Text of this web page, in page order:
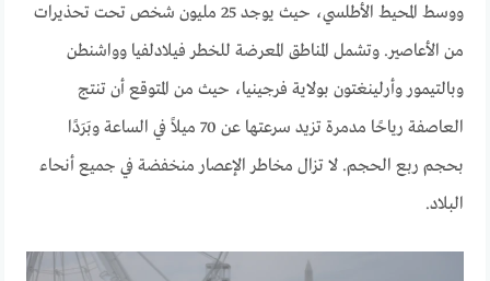
ووسط المحيط الأطلسي، حيث يوجد 25 مليون شخص تحت تحذيرات
من الأعاصير. وتشمل المناطق المعرضة للخطر فيلادلفيا وواشنطن
وبالتيمور وأرلينغتون بولاية فرجينيا، حيث من المتوقع أن تنتج
العاصفة رياحًا مدمرة تزيد سرعتها عن 70 ميلاً في الساعة وبَرَدًا
بحجم ربع الحجم. لا تزال مخاطر الإعصار منخفضة في جميع أنحاء
البلاد.